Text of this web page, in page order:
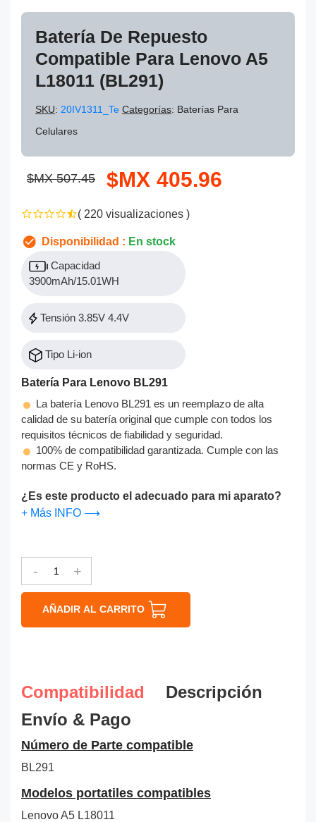
Batería De Repuesto
Compatible Para Lenovo A5
L18011 (BL291)
SKU: 20IV1311_Te Categorías: Baterías Para
Celulares
$MX 507.45 $MX 405.96
( 220 visualizaciones )
Disponibilidad : En stock
Capacidad
3900mAh/15.01WH
Tensión 3.85V 4.4V
Tipo Li-ion
Batería Para Lenovo BL291
La batería Lenovo BL291 es un reemplazo de alta
calidad de su batería original que cumple con todos los
requisitos técnicos de fiabilidad y seguridad.
100% de compatibilidad garantizada. Cumple con las
normas CE y RoHS.
¿Es este producto el adecuado para mi aparato?
+ Más INFO ⟶
- +
AÑADIR AL CARRITO
Compatibilidad
Descripción
Envío & Pago
Número de Parte compatible
BL291
Modelos portatiles compatibles
Lenovo A5 L18011